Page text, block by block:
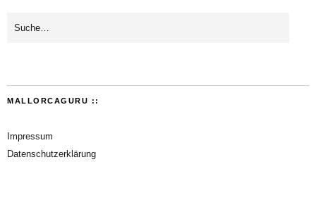
MALLORCAGURU ::
Impressum
Datenschutzerklärung